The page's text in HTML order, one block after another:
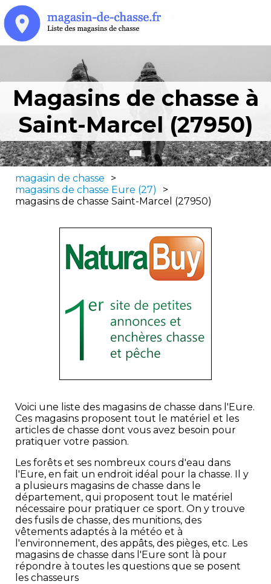
Magasins de chasse à
Saint-Marcel (27950)
magasin de chasse
>
magasins de chasse Eure (27)
>
magasins de chasse Saint-Marcel (27950)
Voici une liste des magasins de chasse dans l'Eure.
Ces magasins proposent tout le matériel et les
articles de chasse dont vous avez besoin pour
pratiquer votre passion.
Les forêts et ses nombreux cours d'eau dans
l'Eure, en fait un endroit idéal pour la chasse. Il y
a plusieurs magasins de chasse dans le
département, qui proposent tout le matériel
nécessaire pour pratiquer ce sport. On y trouve
des fusils de chasse, des munitions, des
vêtements adaptés à la météo et à
l'environnement, des appâts, des pièges, etc. Les
magasins de chasse dans l'Eure sont là pour
répondre à toutes les questions que se posent
les chasseurs